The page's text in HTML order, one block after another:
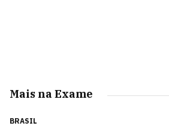
Mais na Exame
BRASIL